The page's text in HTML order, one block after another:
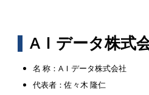
AＩデータ株式
名 称：AＩデータ株式会社
代表者：佐々木 隆仁